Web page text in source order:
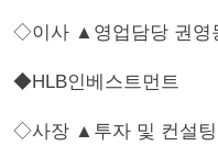
◇이사 ▲영업담당 권영
◆HLB인베스트먼트
◇사장 ▲투자 및 컨설팅